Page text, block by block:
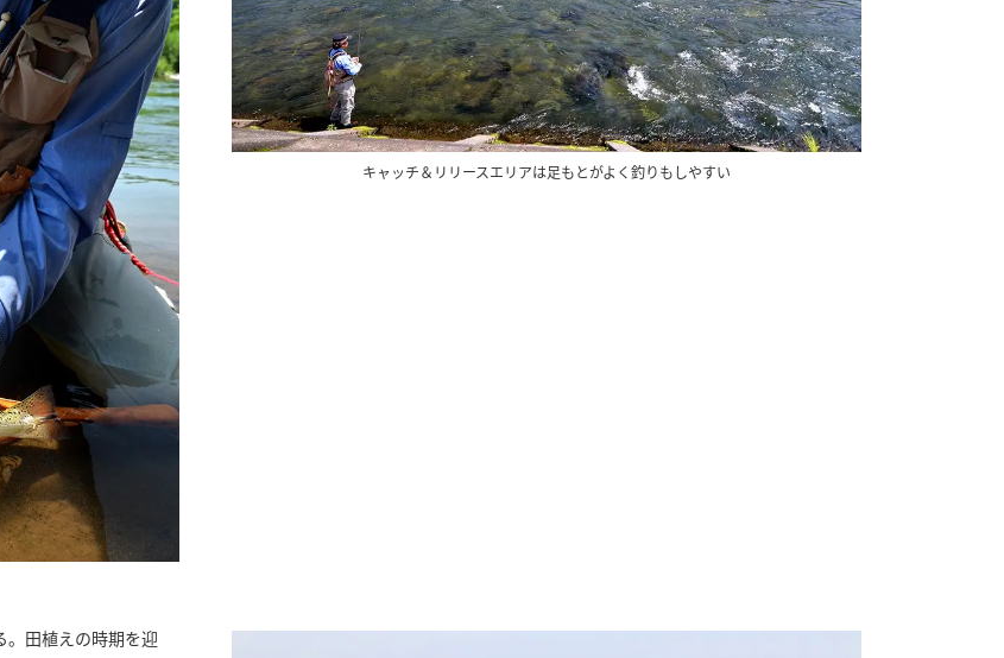
キャッチ＆リリースエリアは足もとがよく釣りもしやすい
。田植えの時期を迎